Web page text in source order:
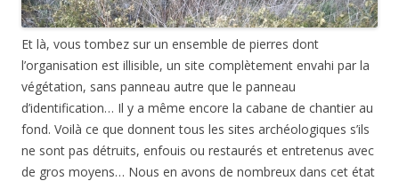
Et là, vous tombez sur un ensemble de pierres dont
l’organisation est illisible, un site complètement envahi par la
végétation, sans panneau autre que le panneau
d’identification… Il y a même encore la cabane de chantier au
fond. Voilà ce que donnent tous les sites archéologiques s’ils
ne sont pas détruits, enfouis ou restaurés et entretenus avec
de gros moyens… Nous en avons de nombreux dans cet état